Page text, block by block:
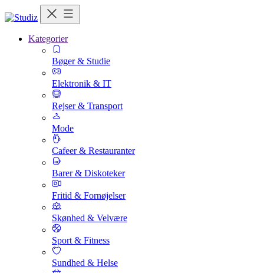
Kategorier
Bøger & Studie
Elektronik & IT
Rejser & Transport
Mode
Cafeer & Restauranter
Barer & Diskoteker
Fritid & Fornøjelser
Skønhed & Velvære
Sport & Fitness
Sundhed & Helse